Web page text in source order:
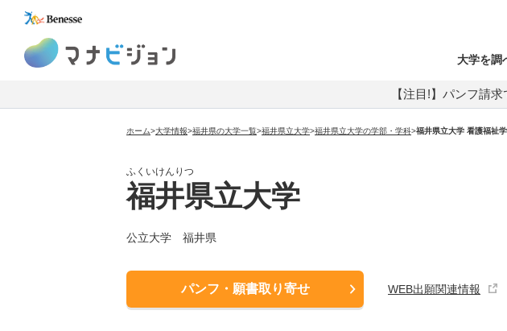
大学を調
【注目!】パンフ請
ホーム>大学情報>福井県の大学一覧>福井県立大学>福井県立大学の学部・学科>福井県立大学 看護福祉
ふくいけんりつ
福井県立大学
公立大学 福井県
パンフ・願書取り寄せ WEB出願関連情報